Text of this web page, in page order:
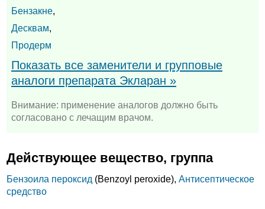
Бензакне,
Десквам,
Продерм
Показать все заменители и групповые
аналоги препарата Экларан »
Внимание: применение аналогов должно быть
согласовано с лечащим врачом.
Действующее вещество, группа
Бензоила пероксид (Benzoyl peroxide), Антисептическое
средство